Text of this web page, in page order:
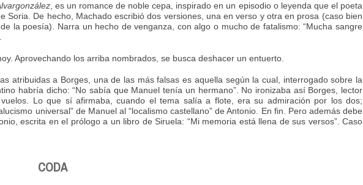
, es un romance de noble cepa, inspirado en un episodio o leyenda que el poeta
Soria. De hecho, Machado escribió dos versiones, una en verso y otra en prosa (caso bien
la poesía). Narra un hecho de venganza, con algo o mucho de fatalismo: “Mucha sangre
Aprovechando los arriba nombrados, se busca deshacer un entuerto.
atribuidas a Borges, una de las más falsas es aquella según la cual, interrogado sobre la
habría dicho: “No sabía que Manuel tenía un hermano”. No ironizaba así Borges, lector
Lo que sí afirmaba, cuando el tema salía a flote, era su admiración por los dos;
universal” de Manuel al “localismo castellano” de Antonio. En fin. Pero además debe
escrita en el prólogo a un libro de Siruela: “Mi memoria está llena de sus versos”. Caso
CODA